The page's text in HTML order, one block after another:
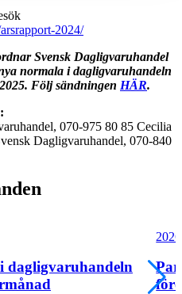
2024/
Svensk Dagligvaruhandel
normala i dagligvaruhandeln
Följ sändningen HÄR.
070-975 80 85 Cecilia
Dagligvaruhandel, 070-840
dagligvaruhandeln